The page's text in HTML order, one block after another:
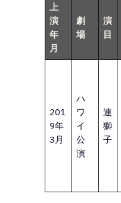
上
演
年
月
劇
場
演
目
201
9年
3月
ハ
ワ
イ
公
演
連
獅
子